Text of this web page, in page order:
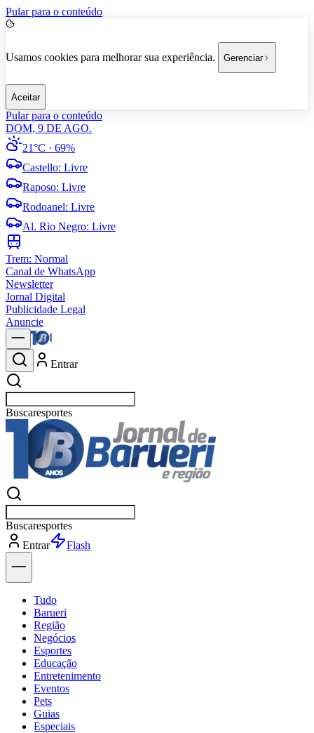
Pular para o conteúdo
Usamos cookies para melhorar sua experiência. Gerenciar
Aceitar
Pular para o conteúdo
DOM, 9 DE AGO.
21°C · 69%
Castello: Livre
Raposo: Livre
Rodoanel: Livre
Al. Rio Negro: Livre
Trem: Normal
Canal de WhatsApp
Newsletter
Jornal Digital
Publicidade Legal
Anuncie
Entrar
Buscarpolítica
Buscarpolítica
Entrar
Explorar
Tudo
Barueri
Região
Negócios
Esportes
Educação
Entretenimento
Eventos
Pets
Guias
Especiais